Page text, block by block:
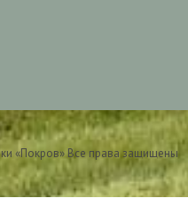
«Покров» Все права защищены